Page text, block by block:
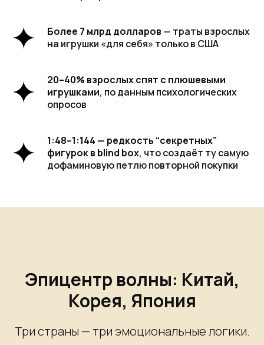
Более 7 млрд долларов — траты взрослых
на игрушки «для себя» только в США
20–40% взрослых спят с плюшевыми
игрушками, по данным психологических
опросов
1:48–1:144 — редкость “секретных”
фигурок в blind box, что создаёт ту самую
дофаминовую петлю повторной покупки
Эпицентр волны: Китай,
Корея, Япония
Три страны — три эмоциональные логики.